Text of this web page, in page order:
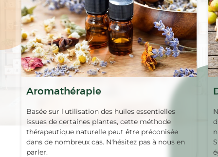
Aromathérapie
Basée sur l'utilisation des huiles essentielles
issues de certaines plantes, cette méthode
thérapeutique naturelle peut être préconisée
dans de nombreux cas. N'hésitez pas à nous en
parler.